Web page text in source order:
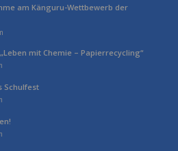
am Känguru-Wettbewerb der
mit Chemie – Papierrecycling“
Schulfest